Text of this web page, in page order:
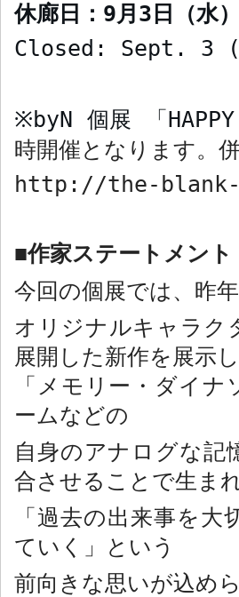
休廊日： 9月 3 日（水）
Closed: Sept. 3
※ byN 個展 「
時開催となります。
http://the-blank-
■作家ステートメント
今回の個展では、昨
オリジナルキャラク
展開した新作を展示し
「メモリー・ダイ
ームなどの
自身のアナログな記
合させることで生ま
「過去の出来事を
ていく」という
前向きな思いが込め